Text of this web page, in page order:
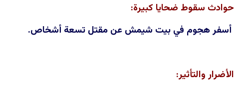
حوادث سقوط ضحايا كبيرة:
أسفر هجوم في بيت شيمش عن مقتل تسعة أشخاص.
الأضرار والتأثير: